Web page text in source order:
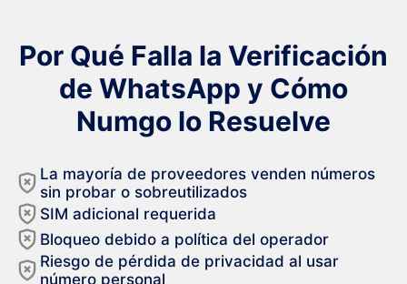
Por Qué Falla la Verificación
de WhatsApp y Cómo
Numgo lo Resuelve
La mayoría de proveedores venden números
sin probar o sobreutilizados
SIM adicional requerida
Bloqueo debido a política del operador
Riesgo de pérdida de privacidad al usar
número personal